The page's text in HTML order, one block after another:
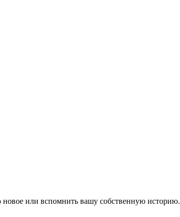
или вспомнить вашу собственную историю.